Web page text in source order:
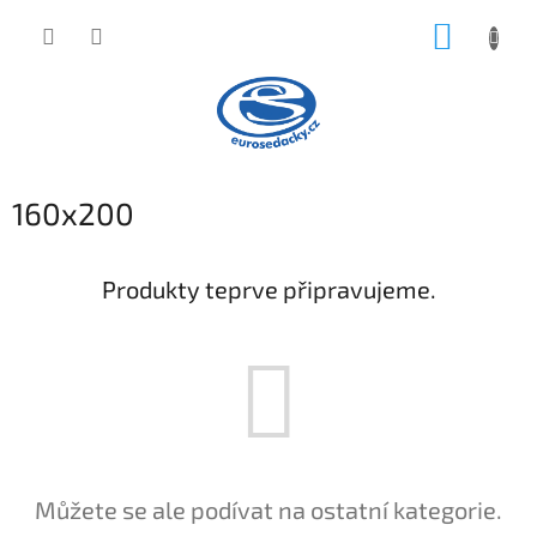
160x200
Produkty teprve připravujeme.
Můžete se ale podívat na ostatní kategorie.